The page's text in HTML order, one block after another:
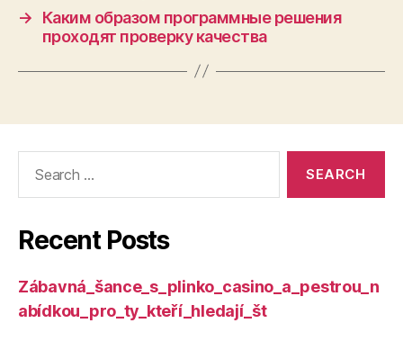
→
Каким образом программные решения
проходят проверку качества
Recent Posts
Zábavná_šance_s_plinko_casino_a_pestrou_n
abídkou_pro_ty_kteří_hledají_št